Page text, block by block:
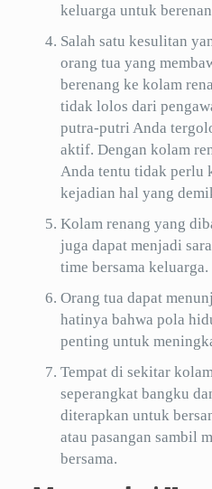
keluarga untuk
Salah satu kesulitan
orang tua yang
berenang ke kolam
tidak lolos dari
putra-putri Anda
aktif. Dengan kolam
Anda tentu tidak perlu
kejadian hal yang
Kolam renang yang
juga dapat menjadi
time bersama keluarga.
Orang tua dapat
hatinya bahwa pola
penting untuk
Tempat di sekitar
seperangkat bangku
diterapkan untuk
atau pasangan sambil
bersama.